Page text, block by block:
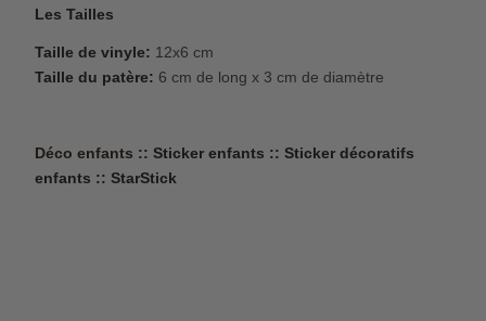
Les Tailles
Taille de vinyle: 12x6 cm
Taille du patère: 6 cm de long x 3 cm de diamètre
Déco enfants :: Sticker enfants :: Sticker décoratifs
enfants :: StarStick